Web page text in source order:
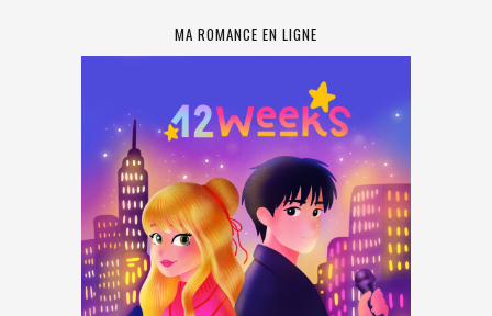
MA ROMANCE EN LIGNE